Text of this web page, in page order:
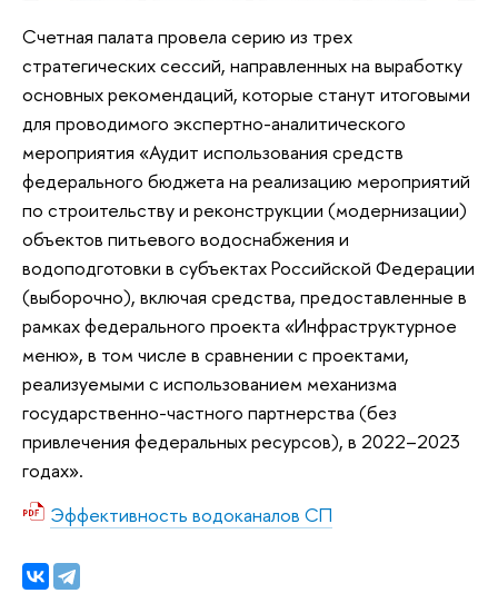
Счетная палата провела серию из трех
стратегических сессий, направленных на выработку
основных рекомендаций, которые станут итоговыми
для проводимого экспертно-аналитического
мероприятия «Аудит использования средств
федерального бюджета на реализацию мероприятий
по строительству и реконструкции (модернизации)
объектов питьевого водоснабжения и
водоподготовки в субъектах Российской Федерации
(выборочно), включая средства, предоставленные в
рамках федерального проекта «Инфраструктурное
меню», в том числе в сравнении с проектами,
реализуемыми с использованием механизма
государственно-частного партнерства (без
привлечения федеральных ресурсов), в 2022–2023
годах».
Эффективность водоканалов СП